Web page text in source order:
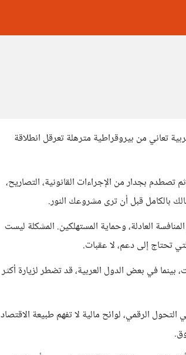
تعاني من بيروقراطية مترهلة تعرقل انطلاقة
بجدار من الإجراءات القانونية، التصاريح،
بالكامل قبل أن ترى مشروعك النور.
العادلة، وحماية المستهلكين. المشكلة ليست
تحتاج إلى دعم، لا عقبات.
في بعض الدول العربية، قد تضطر لزيارة أكثر
الرقمي، لوائح مالية لا تفهم طبيعة الاقتصاد